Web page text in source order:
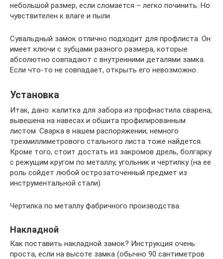
небольшой размер, если сломается – легко починить. Но
чувствителен к влаге и пыли.
Сувальдный замок отлично подходит для профлиста. Он
имеет ключи с зубцами разного размера, которые
абсолютно совпадают с внутренними деталями замка.
Если что-то не совпадает, открыть его невозможно.
Установка
Итак, дано: калитка для забора из профнастила сварена,
вывешена на навесах и обшита профилированным
листом. Сварка в нашем распоряжении; немного
трехмиллиметрового стального листа тоже найдется.
Кроме того, стоит достать из закромов дрель, болгарку
с режущим кругом по металлу, угольник и чертилку (на ее
роль сойдет любой острозаточенный предмет из
инструментальной стали).
Чертилка по металлу фабричного производства.
Накладной
Как поставить накладной замок? Инструкция очень
проста, если на высоте замка (обычно 90 сантиметров